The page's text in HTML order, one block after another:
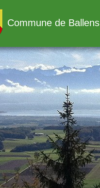
Commune de Ballens